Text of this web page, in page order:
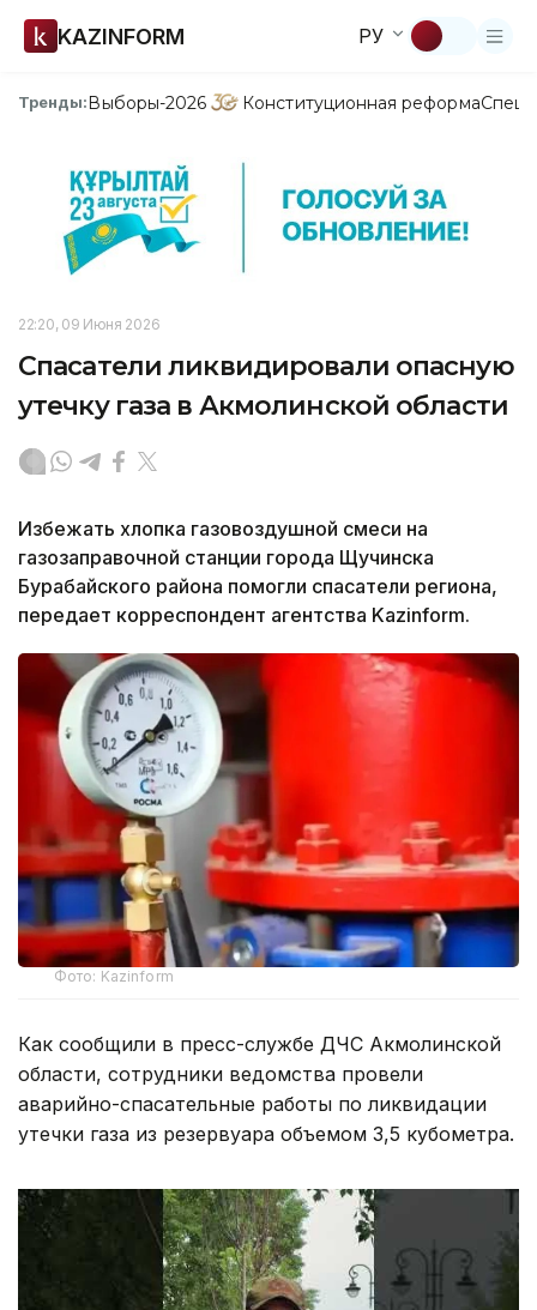
KAZINFORM РУ
Тренды:Выборы-2026 Конституционная реформа
22:20, 09 Июня 2026
Спасатели ликвидировали опасную
утечку газа в Акмолинской области
Избежать хлопка газовоздушной смеси на
газозаправочной станции города Щучинска
Бурабайского района помогли спасатели региона,
передает корреспондент агентства Kazinform.
Фото: Kazinform
Как сообщили в пресс-службе ДЧС Акмолинской
области, сотрудники ведомства провели
аварийно-спасательные работы по ликвидации
утечки газа из резервуара объемом 3,5 кубометра.